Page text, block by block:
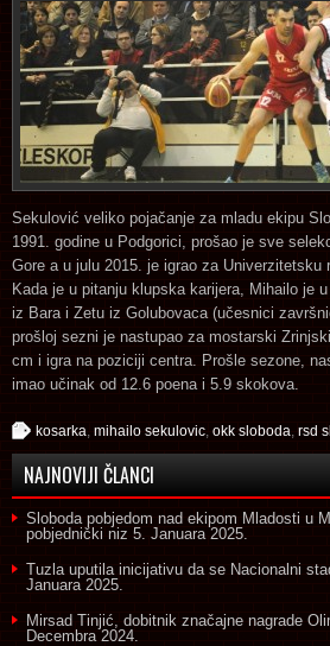
Sekulović veliko pojačanje za mladu ekipu
1991. godine u Podgorici, prošao je sve
Gore a u julu 2015. je igrao za Univerzitetsku
Kada je u pitanju klupska karijera, Mihailo je
iz Bara i Zetu iz Golubovaca (učesnici
prošloj sezni je nastupao za mostarski
cm i igra na poziciji centra. Prošle sezone,
imao učinak od 12.6 poena i 5.9 skokova.
kosarka mihailo sekulovic okk sloboda rsd
NAJNOVIJI ČLANCI
Sloboda pobjedom nad ekipom Mladosti u
pobjednički niz 5. Januara 2025.
Tuzla uputila inicijativu da se Nacionalni
Januara 2025.
Mirsad Tinjić, dobitnik značajne nagrade
Decembra 2024.